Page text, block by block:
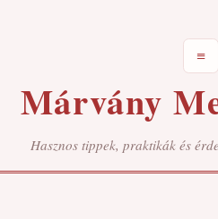
≡
Márvány
Hasznos tippek, praktikák és